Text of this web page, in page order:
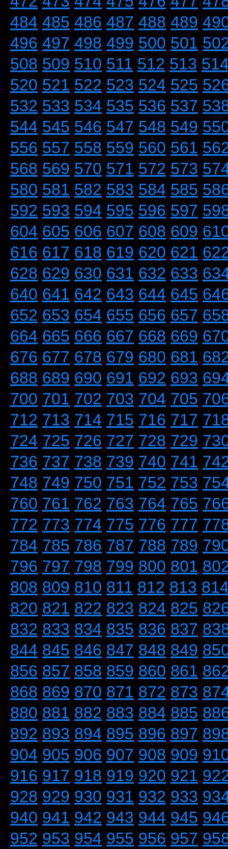
484 485 486 487 488 489
496 497 498 499 500 501
508 509 510 511 512 513
520 521 522 523 524 525
532 533 534 535 536 537
544 545 546 547 548 549
556 557 558 559 560 561
568 569 570 571 572 573
580 581 582 583 584 585
592 593 594 595 596 597
604 605 606 607 608 609
616 617 618 619 620 621
628 629 630 631 632 633
640 641 642 643 644 645
652 653 654 655 656 657
664 665 666 667 668 669
676 677 678 679 680 681
688 689 690 691 692 693
700 701 702 703 704 705
712 713 714 715 716 717
724 725 726 727 728 729
736 737 738 739 740 741
748 749 750 751 752 753
760 761 762 763 764 765
772 773 774 775 776 777
784 785 786 787 788 789
796 797 798 799 800 801
808 809 810 811 812 813
820 821 822 823 824 825
832 833 834 835 836 837
844 845 846 847 848 849
856 857 858 859 860 861
868 869 870 871 872 873
880 881 882 883 884 885
892 893 894 895 896 897
904 905 906 907 908 909
916 917 918 919 920 921
928 929 930 931 932 933
940 941 942 943 944 945
952 953 954 955 956 957